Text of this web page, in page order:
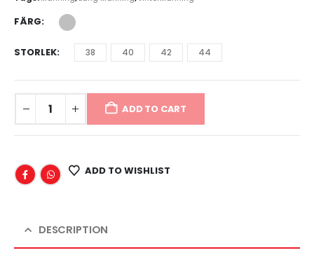
FÄRG
STORLEK 38 40 42 44
ADD TO CART
ADD TO WISHLIST
DESCRIPTION